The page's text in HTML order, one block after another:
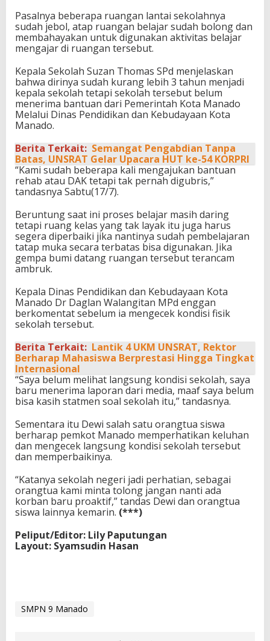
Pasalnya beberapa ruangan lantai sekolahnya
sudah jebol, atap ruangan belajar sudah bolong dan
membahayakan untuk digunakan aktivitas belajar
mengajar di ruangan tersebut.
Kepala Sekolah Suzan Thomas SPd menjelaskan
bahwa dirinya sudah kurang lebih 3 tahun menjadi
kepala sekolah tetapi sekolah tersebut belum
menerima bantuan dari Pemerintah Kota Manado
Melalui Dinas Pendidikan dan Kebudayaan Kota
Manado.
Berita Terkait: Semangat Pengabdian Tanpa
Batas, UNSRAT Gelar Upacara HUT ke-54 KORPRI
“Kami sudah beberapa kali mengajukan bantuan
rehab atau DAK tetapi tak pernah digubris,”
tandasnya Sabtu(17/7).
Beruntung saat ini proses belajar masih daring
tetapi ruang kelas yang tak layak itu juga harus
segera diperbaiki jika nantinya sudah pembelajaran
tatap muka secara terbatas bisa digunakan. Jika
gempa bumi datang ruangan tersebut terancam
ambruk.
Kepala Dinas Pendidikan dan Kebudayaan Kota
Manado Dr Daglan Walangitan MPd enggan
berkomentat sebelum ia mengecek kondisi fisik
sekolah tersebut.
Berita Terkait: Lantik 4 UKM UNSRAT, Rektor
Berharap Mahasiswa Berprestasi Hingga Tingkat
Internasional
“Saya belum melihat langsung kondisi sekolah, saya
baru menerima laporan dari media, maaf saya belum
bisa kasih statmen soal sekolah itu,” tandasnya.
Sementara itu Dewi salah satu orangtua siswa
berharap pemkot Manado memperhatikan keluhan
dan mengecek langsung kondisi sekolah tersebut
dan memperbaikinya.
“Katanya sekolah negeri jadi perhatian, sebagai
orangtua kami minta tolong jangan nanti ada
korban baru proaktif,” tandas Dewi dan orangtua
siswa lainnya kemarin. (***)
Peliput/Editor: Lily Paputungan
Layout: Syamsudin Hasan
SMPN 9 Manado